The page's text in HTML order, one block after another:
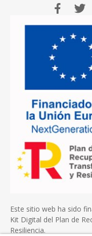
Este sitio web ha sido
Kit Digital del Plan de
Resiliencia.